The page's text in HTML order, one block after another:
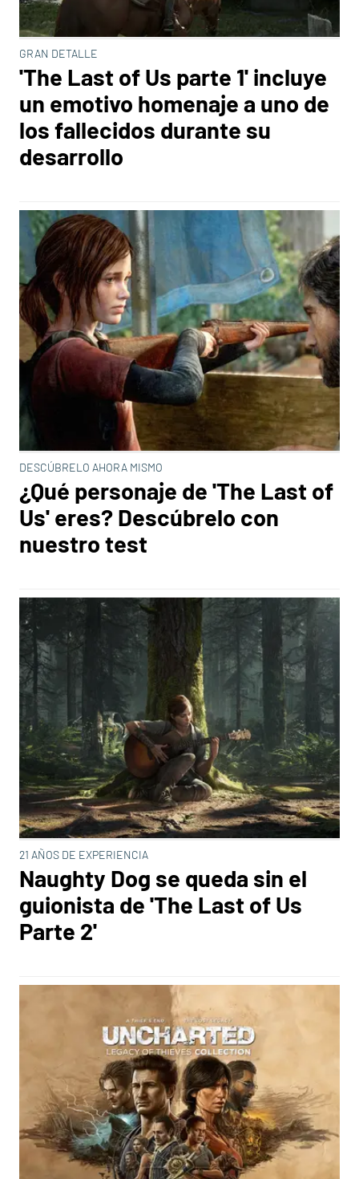
GRAN DETALLE
'The Last of Us parte 1' incluye
un emotivo homenaje a uno de
los fallecidos durante su
desarrollo
DESCÚBRELO AHORA MISMO
¿Qué personaje de 'The Last of
Us' eres? Descúbrelo con
nuestro test
21 AÑOS DE EXPERIENCIA
Naughty Dog se queda sin el
guionista de 'The Last of Us
Parte 2'